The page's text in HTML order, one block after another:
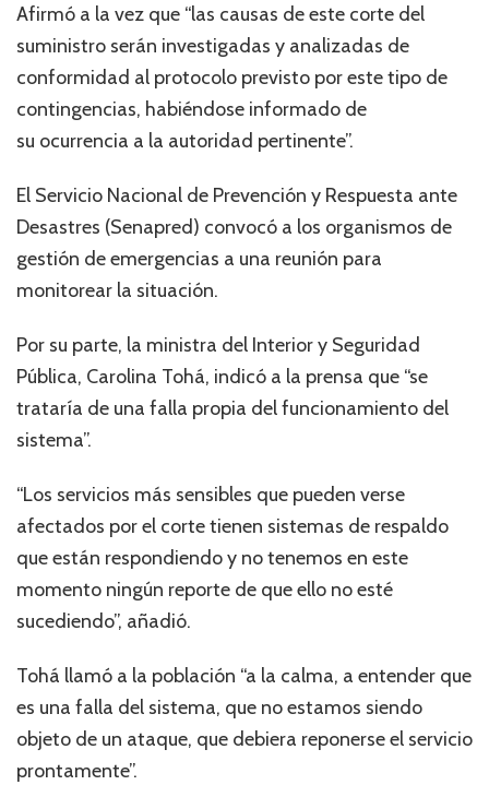
Afirmó a la vez que “las causas de este corte del
suministro serán investigadas y analizadas de
conformidad al protocolo previsto por este tipo de
contingencias, habiéndose informado de
su ocurrencia a la autoridad pertinente”.
El Servicio Nacional de Prevención y Respuesta ante
Desastres (Senapred) convocó a los organismos de
gestión de emergencias a una reunión para
monitorear la situación.
Por su parte, la ministra del Interior y Seguridad
Pública, Carolina Tohá, indicó a la prensa que “se
trataría de una falla propia del funcionamiento del
sistema”.
“Los servicios más sensibles que pueden verse
afectados por el corte tienen sistemas de respaldo
que están respondiendo y no tenemos en este
momento ningún reporte de que ello no esté
sucediendo”, añadió.
Tohá llamó a la población “a la calma, a entender que
es una falla del sistema, que no estamos siendo
objeto de un ataque, que debiera reponerse el servicio
prontamente”.